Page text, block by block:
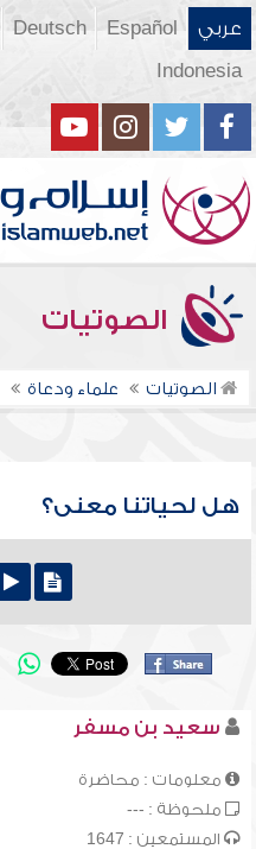
عربي Español
Deutsch
Indonesia
الصوتيات
الصوتيات علماء ودعاة
هل لحياتنا معنى؟
سعيد بن مسفر
معلومات : محاضرة
ملحوظة : ---
المستمعين : 1647